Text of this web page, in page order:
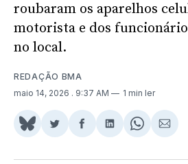
roubaram os aparelhos
motorista e dos
no local.
REDAÇÃO BMA
maio 14, 2026 . 9:37 AM 1 min ler
Share
BlueSky
Compartilhar
Twitter
Compartilhar
Facebook
Compartilhar
LinkedIn
Share